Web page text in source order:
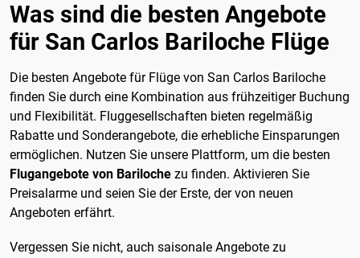
Was sind die besten Angebote
für San Carlos Bariloche Flüge
Die besten Angebote für Flüge von San Carlos Bariloche
finden Sie durch eine Kombination aus frühzeitiger Buchung
und Flexibilität. Fluggesellschaften bieten regelmäßig
Rabatte und Sonderangebote, die erhebliche Einsparungen
ermöglichen. Nutzen Sie unsere Plattform, um die besten
Flugangebote von Bariloche zu finden. Aktivieren Sie
Preisalarme und seien Sie der Erste, der von neuen
Angeboten erfährt.
Vergessen Sie nicht, auch saisonale Angebote zu